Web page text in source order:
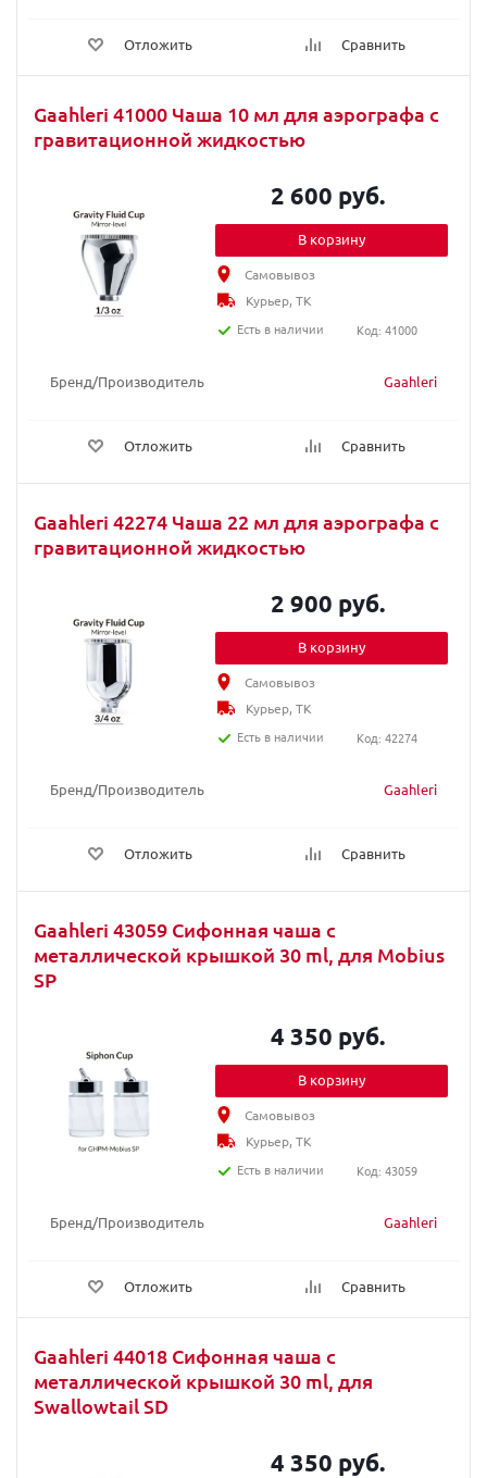
Отложить Сравнить
Gaahleri 41000 Чаша 10 мл для аэрографа с
гравитационной жидкостью
Бренд/Производитель Gaahleri
Отложить Сравнить
2 600 руб.
В корзину
Самовывоз
Курьер, ТК
Есть в наличии
Код: 41000
Gaahleri 42274 Чаша 22 мл для аэрографа с
гравитационной жидкостью
Бренд/Производитель Gaahleri
Отложить Сравнить
2 900 руб.
В корзину
Самовывоз
Курьер, ТК
Есть в наличии
Код: 42274
Gaahleri 43059 Сифонная чаша с
металлической крышкой 30 ml, для Mobius
SP
Бренд/Производитель Gaahleri
Отложить Сравнить
4 350 руб.
В корзину
Самовывоз
Курьер, ТК
Есть в наличии
Код: 43059
Gaahleri 44018 Сифонная чаша с
металлической крышкой 30 ml, для
Swallowtail SD
4 350 руб.